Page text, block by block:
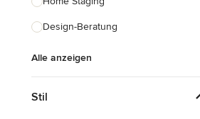
Design-Beratung
Alle anzeigen
Stil